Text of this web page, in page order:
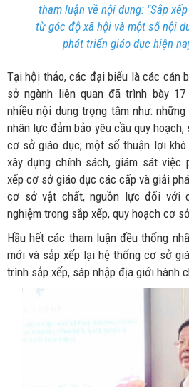
tham luận về nội dung: "Sắp
từ góc độ xã hội và một số nội
phát triển giáo dục hiện
Tại hội thảo, các đại biểu là các cán
sở ngành liên quan đã trình bày
nhiều nội dung trọng tâm như:
nhân lực đảm bảo yêu cầu quy
cơ sở giáo dục; một số thuận lợi
xây dựng chính sách, giám sát việc
xếp cơ sở giáo dục các cấp và giải
cơ sở vật chất, nguồn lực đối với
nghiệm trong sắp xếp, quy hoạch cơ
Hầu hết các tham luận đều thống
mới và sắp xếp lại hệ thống cơ sở
trình sắp xếp, sáp nhập địa giới hành